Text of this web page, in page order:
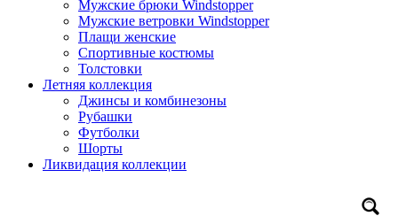
Мужские брюки Windstopper
Мужские ветровки Windstopper
Плащи женские
Спортивные костюмы
Толстовки
Летняя коллекция
Джинсы и комбинезоны
Рубашки
Футболки
Шорты
Ликвидация коллекции